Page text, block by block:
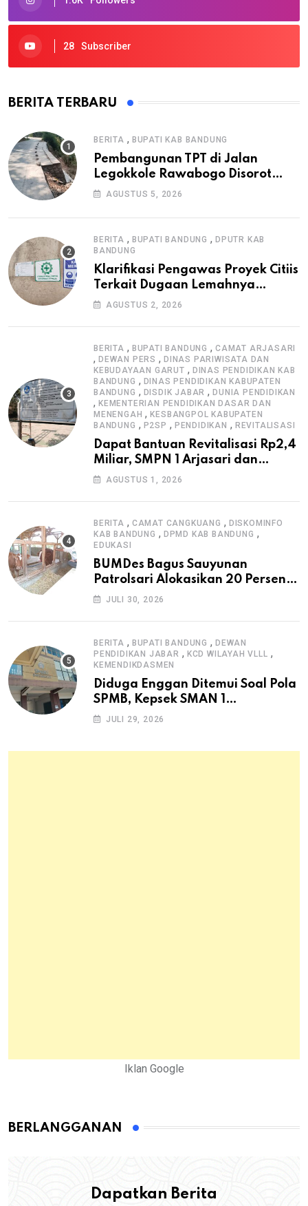
28 Subscriber
BERITA TERBARU
BERITA , BUPATI KAB BANDUNG
Pembangunan TPT di Jalan
Legokkole Rawabogo Disorot
Warga, Selesai Tanpa Papan
AGUSTUS 5, 2026
BERITA , BUPATI BANDUNG ,DPUTR KAB
BANDUNG
Klarifikasi Pengawas Proyek Citiis
Terkait Dugaan Lemahnya
Pengawasan K3
AGUSTUS 2, 2026
BERITA , BUPATI BANDUNG ,CAMAT ARJASARI
, DEWAN PERS , DINAS PARIWISATA DAN
KEBUDAYAAN GARUT , DINAS PENDIDIKAN KAB
BANDUNG , DINAS PENDIDIKAN KABUPATEN
BANDUNG , DISDIK JABAR ,DUNIA PENDIDIKAN
, KEMENTERIAN PENDIDIKAN DASAR DAN
MENENGAH ,KESBANGPOL KABUPATEN
BANDUNG , P2SP , PENDIDIKAN , REVITALISASI
Dapat Bantuan Revitalisasi Rp2,4
Miliar, SMPN 1 Arjasari dan
Masyarakat Sambut Antusias
AGUSTUS 1, 2026
BERITA , CAMAT CANGKUANG , DISKOMINFO
KAB BANDUNG , DPMD KAB BANDUNG ,
EDUKASI
BUMDes Bagus Sauyunan
Patrolsari Alokasikan 20 Persen
Dana Desa untuk Ketahanan
JULI 30, 2026
BERITA , BUPATI BANDUNG ,DEWAN
PENDIDIKAN JABAR , KCD WILAYAH VLLL ,
KEMENDIKDASMEN
Diduga Enggan Ditemui Soal Pola
SPMB, Kepsek SMAN 1
Dayeuhkolot Dikeluhkan Orang
JULI 29, 2026
Iklan Google
BERLANGGANAN
Dapatkan Berita